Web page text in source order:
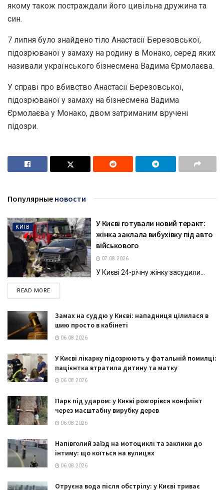
якому також постраждали його цивільна дружина та
син.
7 липня було знайдено тіло Анастасії Березовської,
підозрюваної у замаху на родину в Монако, серед яких
називали українського бізнесмена Вадима Єрмолаєва.
У справі про вбивство Анастасії Березовської,
підозрюваної у замаху на бізнесмена Вадима
Єрмолаєва у Монако, двом затриманим вручені
підозри.
Популярные новости
КИЇВ
У Києві готували новий теракт:
жінка заклала вибухівку під авто
військового
07.08.2026
У Києві 24-річну жінку засудили...
READ MOREDETAILS
Замах на суддю у Києві: нападниця цілилася в
шию просто в кабінеті
06.08.2026
У Києві лікарку підозрюють у фатальній помилці:
пацієнтка втратила дитину та матку
06.08.2026
Парк під ударом: у Києві розгорівся конфлікт
через масштабну вирубку дерев
06.08.2026
Напівголий заїзд на мотоциклі та заклики до
інтиму: що коїться на вулицях
06.08.2026
Отруєна вода після обстрілу: у Києві триває